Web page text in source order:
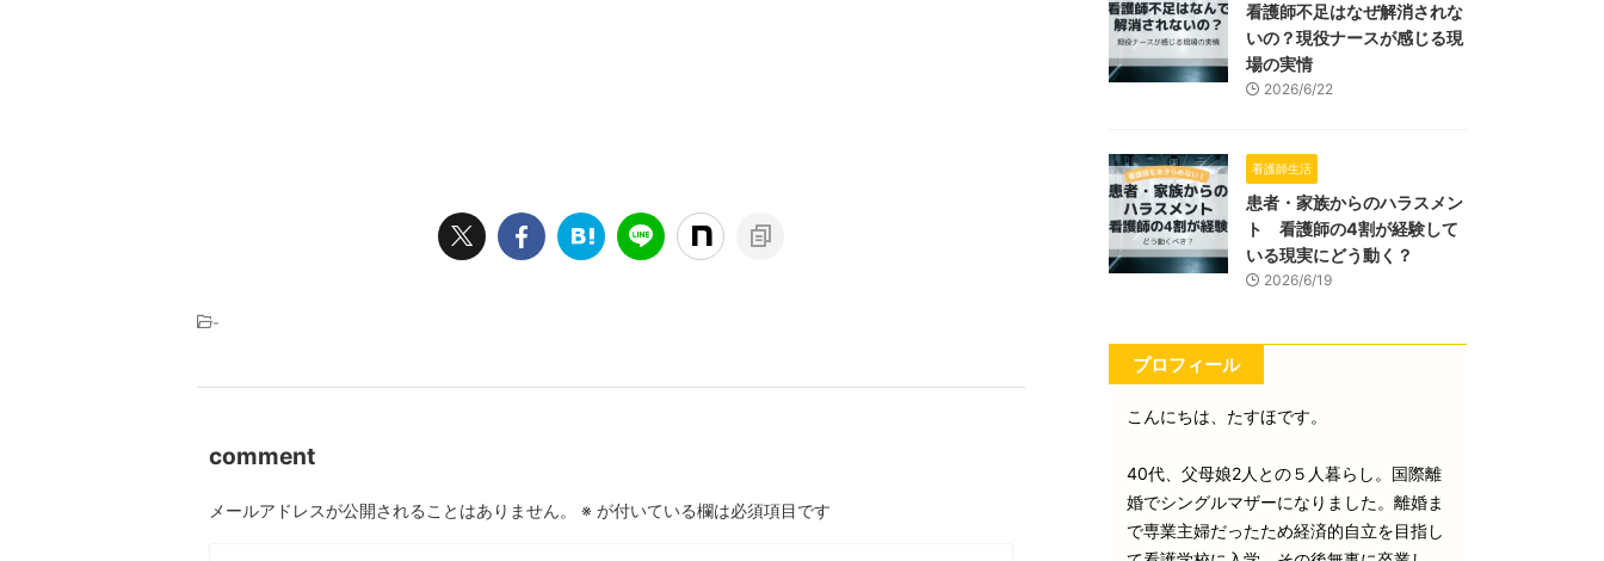
-
comment
メールアドレスが公開されることはありません。 ※ が付いている欄は必須項目です
看護師不足はなぜ解消されな
いの？現役ナースが感じる現
場の実情
2026/6/22
看護師生活
患者・家族からのハラスメン
ト 看護師の4割が経験して
いる現実にどう動く？
2026/6/19
プロフィール
こんにちは、たすほです。
40代、父母娘2人との５人暮らし。国際離
婚でシングルマザーになりました。離婚ま
で専業主婦だったため経済的自立を目指し